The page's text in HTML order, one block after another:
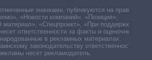
значками, публикуются на правах
«Новости компаний», «Позиция»,
материал», «Спецпроект», «При поддержке».
ответственности за факты и оценочные
в рекламных материалах.
законодательству ответственность за
несет рекламодатель.